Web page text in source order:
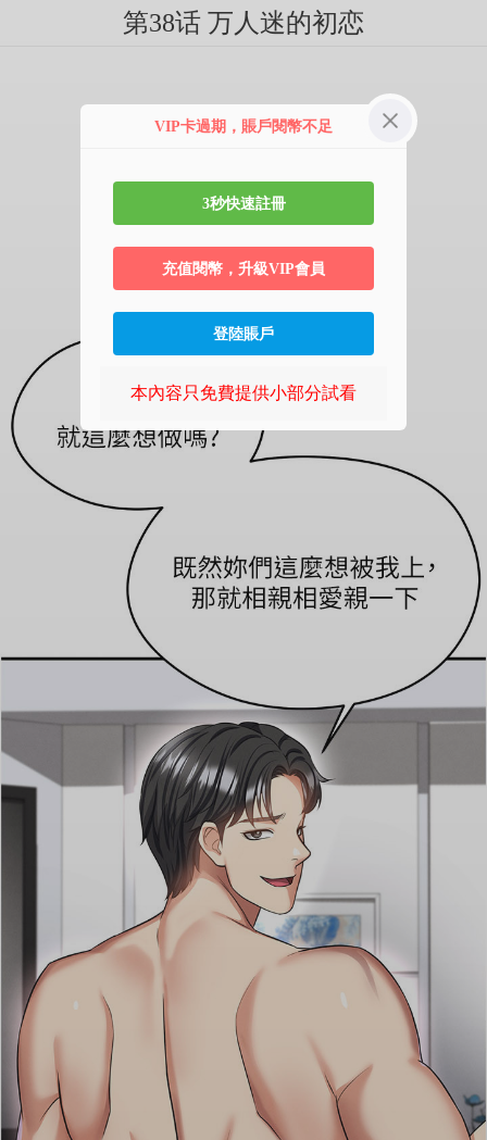
第38话 万人迷的初恋
VIP卡過期，賬戶閱幣不足
3秒快速註冊
充值閱幣，升級VIP會員
登陸賬戶
本內容只免費提供小部分試看